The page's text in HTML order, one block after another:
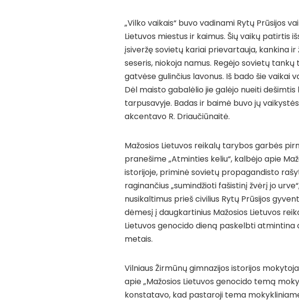
„Vilko vaikais“ buvo vadinami Rytų Prūsijos
Lietuvos miestus ir kaimus. Šių vaikų patirtis
įsiveržę sovietų kariai prievartauja, kankina ir
seseris, niokoja namus. Regėjo sovietų
gatvėse gulinčius lavonus. Iš bado šie vaikai
Dėl maisto gabalėlio jie galėjo nueiti
tarpusavyje. Badas ir baimė buvo jų
akcentavo R. Driaučiūnaitė.
Mažosios Lietuvos reikalų tarybos garbės
pranešime „Atminties keliu“, kalbėjo apie
istorijoje, priminė sovietų propagandisto
raginančius „sumindžioti fašistinį žvėrį jo
nusikaltimus prieš civilius Rytų Prūsijos
dėmesį į daugkartinius Mažosios Lietuvos
Lietuvos genocido dieną paskelbti atmintina
metais.
Vilniaus Žirmūnų gimnazijos istorijos
apie „Mažosios Lietuvos genocido temą
konstatavo, kad pastaroji tema